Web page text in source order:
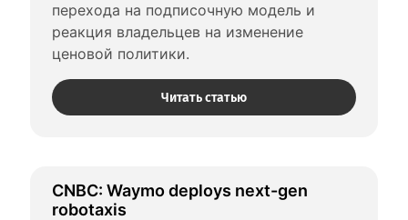
перехода на подписочную модель и
реакция владельцев на изменение
ценовой политики.
Читать статью
CNBC: Waymo deploys next-gen
robotaxis